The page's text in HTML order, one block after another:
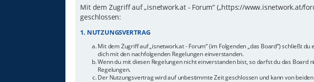
Mit dem Zugriff auf „isnetwork.at - Forum“ („https://www.isnetwork.at/
geschlossen:
1. NUTZUNGSVERTRAG
Mit dem Zugriff auf „isnetwork.at - Forum“ (im Folgenden „das Board“) schließt
dich mit den nachfolgenden Regelungen einverstanden.
Wenn du mit diesen Regelungen nicht einverstanden bist, so darfst du das
Regelungen.
Der Nutzungsvertrag wird auf unbestimmte Zeit geschlossen und kann von